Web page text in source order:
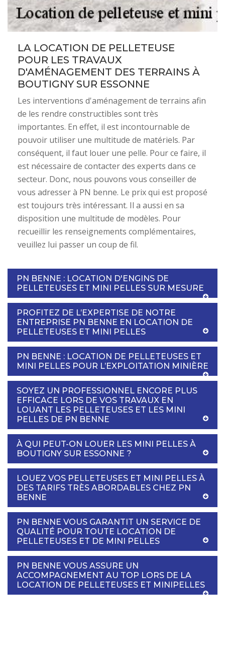
LA LOCATION DE PELLETEUSE
POUR LES TRAVAUX
D'AMÉNAGEMENT DES TERRAINS À
BOUTIGNY SUR ESSONNE
Les interventions d'aménagement de terrains afin
de les rendre constructibles sont très
importantes. En effet, il est incontournable de
pouvoir utiliser une multitude de matériels. Par
conséquent, il faut louer une pelle. Pour ce faire, il
est nécessaire de contacter des experts dans ce
secteur. Donc, nous pouvons vous conseiller de
vous adresser à PN benne. Le prix qui est proposé
est toujours très intéressant. Il a aussi en sa
disposition une multitude de modèles. Pour
recueillir les renseignements complémentaires,
veuillez lui passer un coup de fil.
PN BENNE : LOCATION D'ENGINS DE
PELLETEUSES ET MINI PELLES SUR MESURE
PROFITEZ DE L’EXPERTISE DE NOTRE
ENTREPRISE PN BENNE EN LOCATION DE
PELLETEUSES ET MINI PELLES
PN BENNE : LOCATION DE PELLETEUSES ET
MINI PELLES POUR L’EXPLOITATION MINIÈRE
SOYEZ UN PROFESSIONNEL ENCORE PLUS
EFFICACE LORS DE VOS TRAVAUX EN
LOUANT LES PELLETEUSES ET LES MINI
PELLES DE PN BENNE
À QUI PEUT-ON LOUER LES MINI PELLES À
BOUTIGNY SUR ESSONNE ?
LOUEZ VOS PELLETEUSES ET MINI PELLES À
DES TARIFS TRÈS ABORDABLES CHEZ PN
BENNE
PN BENNE VOUS GARANTIT UN SERVICE DE
QUALITÉ POUR TOUTE LOCATION DE
PELLETEUSES ET DE MINI PELLES
PN BENNE VOUS ASSURE UN
ACCOMPAGNEMENT AU TOP LORS DE LA
LOCATION DE PELLETEUSES ET MINIPELLES